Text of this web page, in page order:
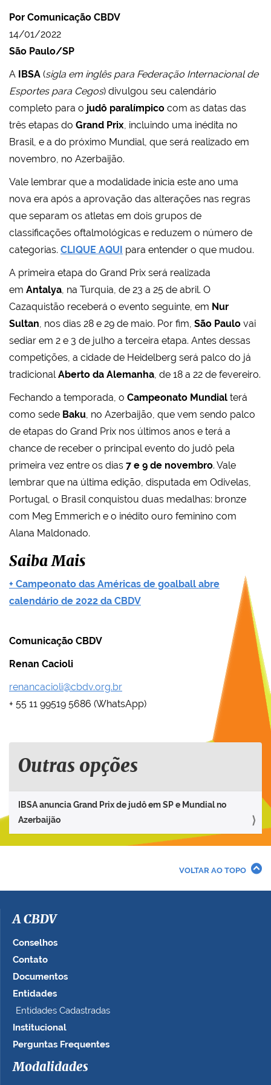
Por Comunicação CBDV
14/01/2022
São Paulo/SP
A IBSA (sigla em inglês para Federação Internacional de
Esportes para Cegos) divulgou seu calendário
completo para o judô paralímpico com as datas das
três etapas do Grand Prix , incluindo uma inédita no
Brasil, e a do próximo Mundial, que será realizado em
novembro, no Azerbaijão.
Vale lembrar que a modalidade inicia este ano uma
nova era após a aprovação das alterações nas regras
que separam os atletas em dois grupos de
classificações oftalmológicas e reduzem o número de
categorias. CLIQUE AQUI para entender o que mudou.
A primeira etapa do Grand Prix será realizada
em Antalya , na Turquia, de 23 a 25 de abril. O
Cazaquistão receberá o evento seguinte, em Nur
Sultan , nos dias 28 e 29 de maio. Por fim, São Paulo vai
sediar em 2 e 3 de julho a terceira etapa. Antes dessas
competições, a cidade de Heidelberg será palco do já
tradicional Aberto da Alemanha , de 18 a 22 de fevereiro.
Fechando a temporada, o Campeonato Mundial terá
como sede Baku , no Azerbaijão, que vem sendo palco
de etapas do Grand Prix nos últimos anos e terá a
chance de receber o principal evento do judô pela
primeira vez entre os dias 7 e 9 de novembro. Vale
lembrar que na última edição, disputada em Odivelas,
Portugal, o Brasil conquistou duas medalhas: bronze
com Meg Emmerich e o inédito ouro feminino com
Alana Maldonado.
Saiba Mais
+ Campeonato das Américas de goalball abre
calendário de 2022 da CBDV
Comunicação CBDV
Renan Cacioli
renancacioli@cbdv.org.br
+ 55 11 99519 5686 (WhatsApp)
Outras opções
IBSA anuncia Grand Prix de judô em SP e Mundial no
Azerbaijão
VOLTAR AO TOPO
A CBDV
Conselhos
Contato
Documentos
Entidades
Entidades Cadastradas
Institucional
Perguntas Frequentes
Modalidades